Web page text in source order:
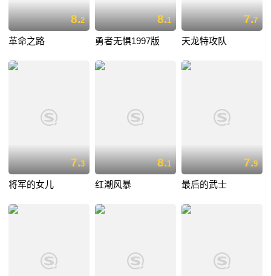
8.2
革命之路
8.1
勇者无惧1997版
7.7
天龙特攻队
7.3
将军的女儿
8.1
红潮风暴
7.9
最后的武士